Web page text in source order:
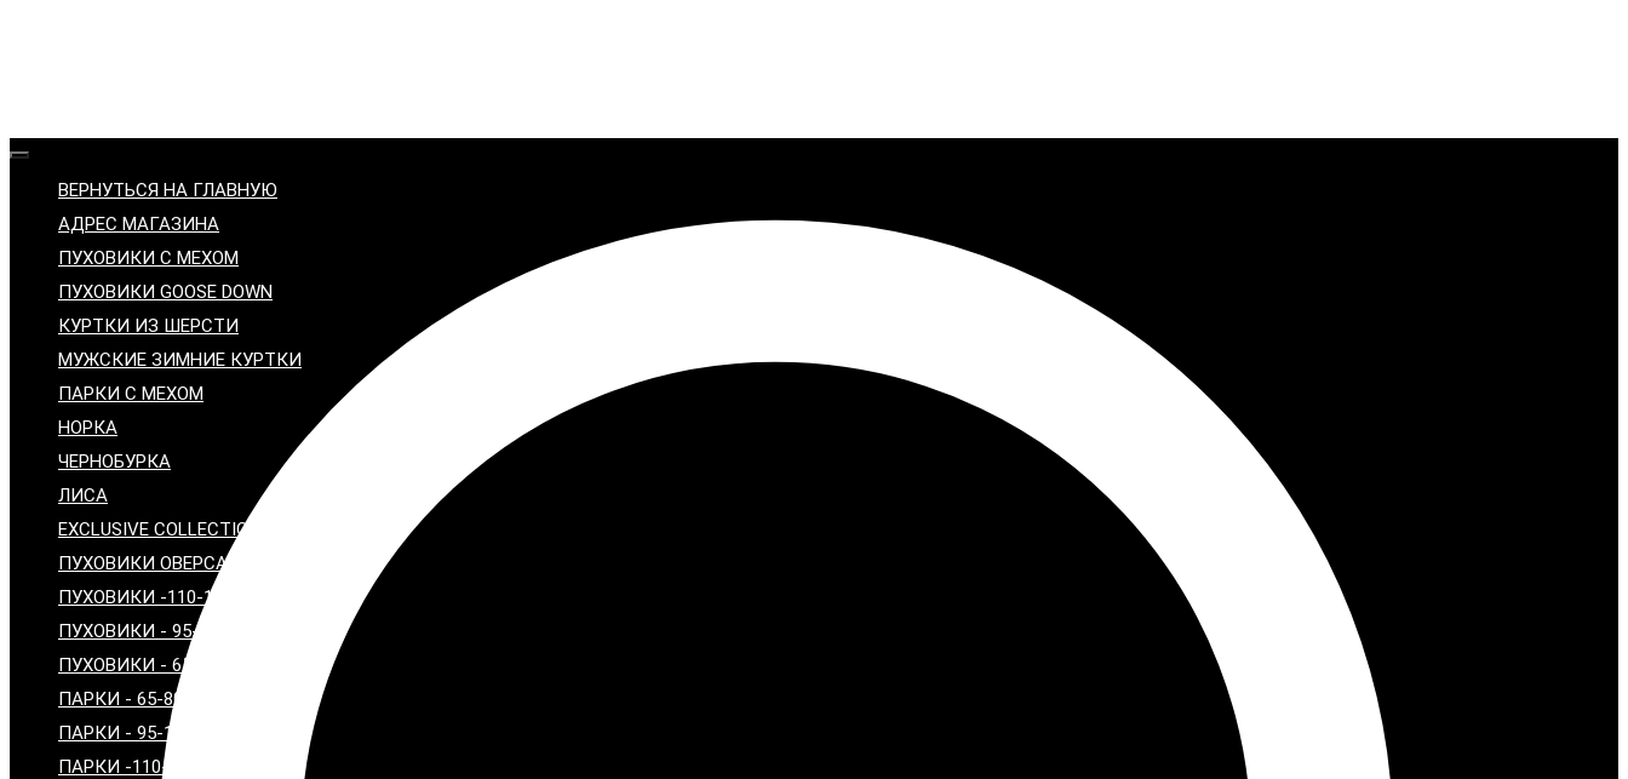
ВЕРНУТЬСЯ НА ГЛАВНУЮ
АДРЕС МАГАЗИНА
ПУХОВИКИ С МЕХОМ
ПУХОВИКИ GOOSE DOWN
КУРТКИ ИЗ ШЕРСТИ
МУЖСКИЕ ЗИМНИЕ КУРТКИ
ПАРКИ С МЕХОМ
НОРКА
ЧЕРНОБУРКА
ЛИСА
EXCLUSIVE COLLECTION
ПУХОВИКИ ОВЕРСАЙЗ
ПУХОВИКИ -110-120 см
ПУХОВИКИ - 95-100 см
ПУХОВИКИ - 65-80 см
ПАРКИ - 65-80 СМ
ПАРКИ - 95-100 СМ
ПАРКИ -110-115 СМ